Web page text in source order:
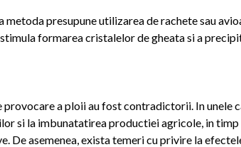
presupune utilizarea de rachete sau
formarea cristalelor de gheata si a
a ploii au fost contradictorii. In unele
si la imbunatatirea productiei agricole, in timp
De asemenea, exista temeri cu privire la